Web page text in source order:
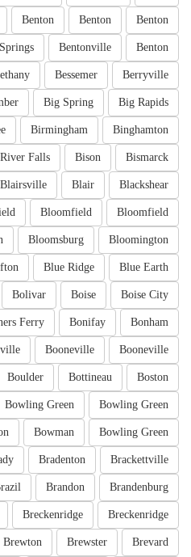
Benton
Benton
Benton
Benton
Bentonville
Berryville
Bessemer
Big Rapids
Big Spring
Binghamton
Birmingham
Bismarck
Bison
Falls
Blackshear
Blair
Blairsville
Bloomfield
Bloomfield
Bloomington
Bloomsburg
Blue Earth
Blue Ridge
Boise City
Boise
Bolivar
Bonham
Bonifay
Ferry
Booneville
Booneville
Boston
Bottineau
Boulder
Bowling Green
Bowling Green
Bowling Green
Bowman
Brackettville
Bradenton
Brandenburg
Brandon
Breckenridge
Breckenridge
Brevard
Brewster
Brewton